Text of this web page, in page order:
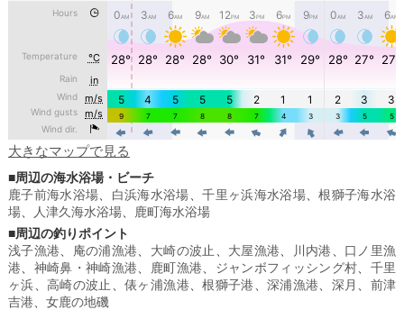
大きなマップで見る
■周辺の海水浴場・ビーチ
鹿子前海水浴場
白浜海水浴場 、千里ヶ浜海水浴場、根獅子海水浴
場、 人津久海水浴場、
鹿町海水浴場
■周辺の釣りポイント
浅子漁港
庵の浦漁港 大崎の波止 大屋漁港 川内港
口ノ里漁
港
神崎鼻・神崎漁港 鹿町漁港 ジャンボフィッシング村
千里
ヶ浜 、高崎の波止 、俵ヶ浦漁港 、根獅子港 深浦漁港 深月
前津
吉港
女鹿の地磯